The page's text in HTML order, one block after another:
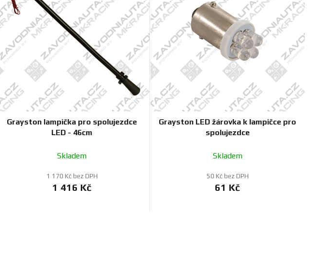
r
o
d
u
k
t
ů
Grayston lampička pro spolujezdce
LED - 46cm
Skladem
1 170 Kč bez DPH
1 416 Kč
Grayston LED žárovka k lampičce pro
spolujezdce
Skladem
50 Kč bez DPH
61 Kč